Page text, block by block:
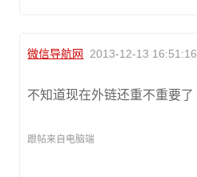
微信导航网 2013-12-13 16:51:16
不知道现在外链还重不重要了
跟帖来自电脑端